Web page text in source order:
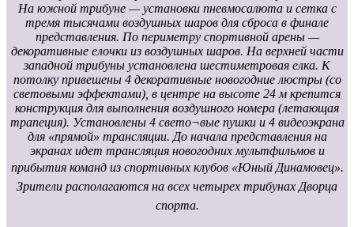
На южной трибуне — установки пневмосалюта и сетка с
тремя тысячами воздушных шаров для сброса в финале
представления. По периметру спортивной арены —
декоративные елочки из воздушных шаров. На верхней части
западной трибуны установлена шестиметровая елка. К
потолку привешены 4 декоративные новогодние люстры (со
световыми эффектами), в центре на высоте 24 м крепится
конструкция для выполнения воздушного номера (летающая
трапеция). Установлены 4 свето¬вые пушки и 4 видеоэкрана
для «прямой» трансляции. До начала представления на
экранах идет трансляция новогодних мультфильмов и
прибытия команд из спортивных клубов «Юный Динамовец».
Зрители располагаются на всех четырех трибунах Дворца
спорта.